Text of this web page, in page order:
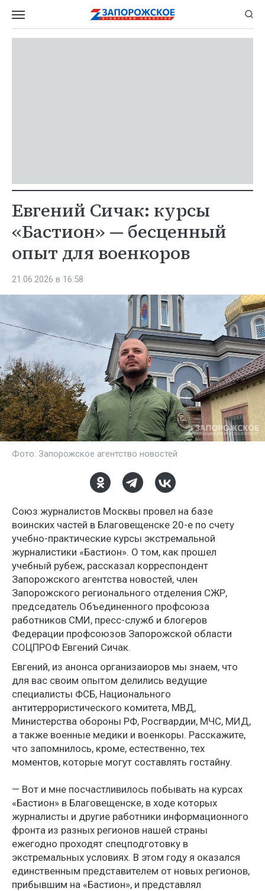
Евгений Сичак: курсы
«Бастион» — бесценный
опыт для военкоров
21.06.2026 в 16:58
Фото: Запорожское агентство новостей
Союз журналистов Москвы провел на базе
воинских частей в Благовещенске 20-е по счету
учебно-практические курсы экстремальной
журналистики «Бастион». О том, как прошел
учебный рубеж, рассказал корреспондент
Запорожского агентства новостей, член
Запорожского регионального отделения СЖР,
председатель Объединенного профсоюза
работников СМИ, пресс-служб и блогеров
Федерации профсоюзов Запорожской области
СОЦПРОФ Евгений Сичак.
Евгений, из анонса организаиоров мы знаем, что
для вас своим опытом делились ведущие
специалисты ФСБ, Национального
антитеррористического комитета, МВД,
Министерства обороны РФ, Росгвардии, МЧС, МИД,
а также военные медики и военкоры. Расскажите,
что запомнилось, кроме, естественно, тех
моментов, которые могут составлять гостайну.
— Вот и мне посчастливилось побывать на курсах
«Бастион» в Благовещенске, в ходе которых
журналисты и другие работники информационного
фронта из разных регионов нашей страны
ежегодно проходят спецподготовку в
экстремальных условиях. В этом году я оказался
единственным представителем от новых регионов,
прибывшим на «Бастион», и представлял